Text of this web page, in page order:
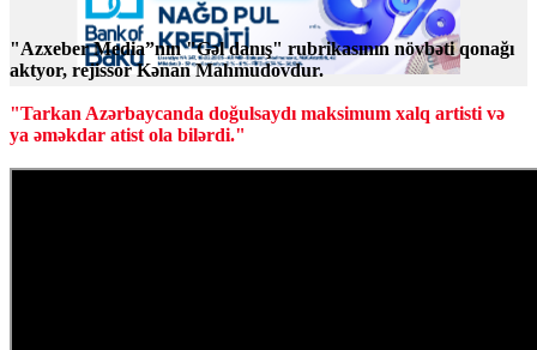
"Azxeber Media”nın "Gəl danış" rubrikasının növbəti qonağı
aktyor, rejissor Kənan Mahmudovdur.
"Tarkan Azərbaycanda doğulsaydı maksimum xalq artisti və
ya əməkdar atist ola bilərdi."